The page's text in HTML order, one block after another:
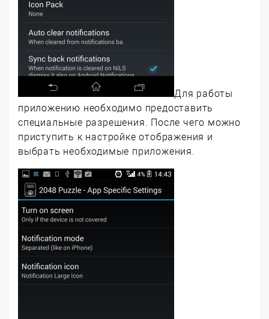
Для работы
приложению необходимо предоставить
специальные разрешения. После чего можно
приступить к настройке отображения и
выбрать необходимые приложения.